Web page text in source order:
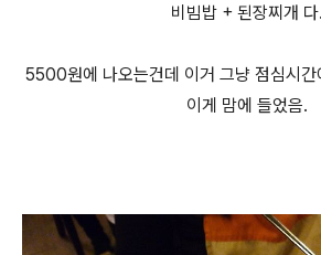
비빔밥 + 된장찌개 다.
5500원에 나오는건데 이거 그냥 점심시간
이게 맘에 들었음.